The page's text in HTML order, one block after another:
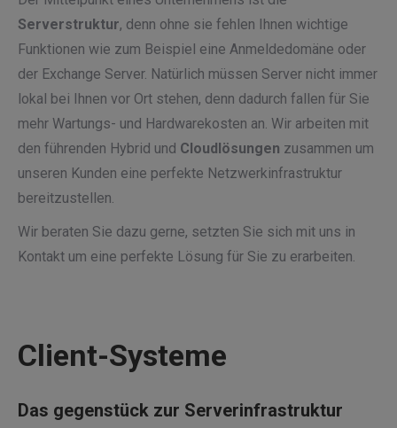
Serverstruktur, denn ohne sie fehlen Ihnen wichtige
Funktionen wie zum Beispiel eine Anmeldedomäne oder
der Exchange Server. Natürlich müssen Server nicht immer
lokal bei Ihnen vor Ort stehen, denn dadurch fallen für Sie
mehr Wartungs- und Hardwarekosten an. Wir arbeiten mit
den führenden Hybrid und Cloudlösungen zusammen um
unseren Kunden eine perfekte Netzwerkinfrastruktur
bereitzustellen.
Wir beraten Sie dazu gerne, setzten Sie sich mit uns in
Kontakt um eine perfekte Lösung für Sie zu erarbeiten.
Client-Systeme
Das gegenstück zur Serverinfrastruktur